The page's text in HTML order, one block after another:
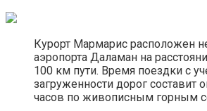
Курорт Мармарис расположен
аэропорта Даламан на
100 км пути. Время поездки с
загруженности дорог составит
часов по живописным горным